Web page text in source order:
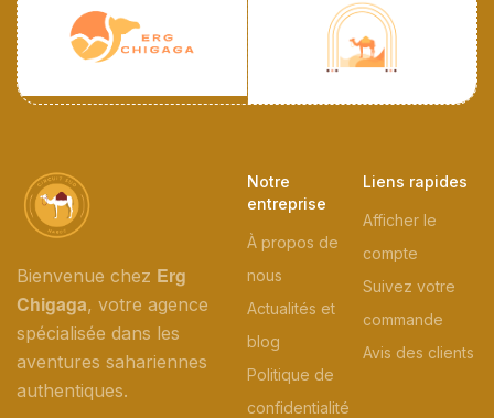
Bienvenue chez Erg
Chigaga, votre agence
spécialisée dans les
aventures sahariennes
authentiques.
Notre
entreprise
À propos de
nous
Actualités et
blog
Politique de
confidentialité
Liens rapides
Afficher le
compte
Suivez votre
commande
Avis des clients